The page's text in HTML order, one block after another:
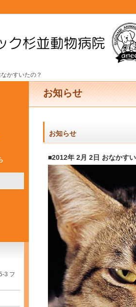
なかすいたの？
お知らせ
お知らせ
■2012年 2月 2日 おなかす
3 フ